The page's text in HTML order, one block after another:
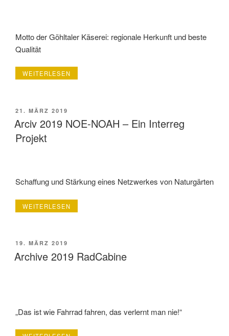
Motto der Göhltaler Käserei: regionale Herkunft und beste
Qualität
„ARCHIV
2019
WEITERLESEN
VERÖFFENTLICHT
AM
21. MÄRZ 2019
Arciv 2019 NOE-NOAH – Ein Interreg
Projekt
Schaffung und Stärkung eines Netzwerkes von Naturgärten
„ARCIV
2019
–
INTERREG
WEITERLESEN
VERÖFFENTLICHT
AM
19. MÄRZ 2019
Archive 2019 RadCabine
„Das ist wie Fahrrad fahren, das verlernt man nie!“
„ARCHIVE